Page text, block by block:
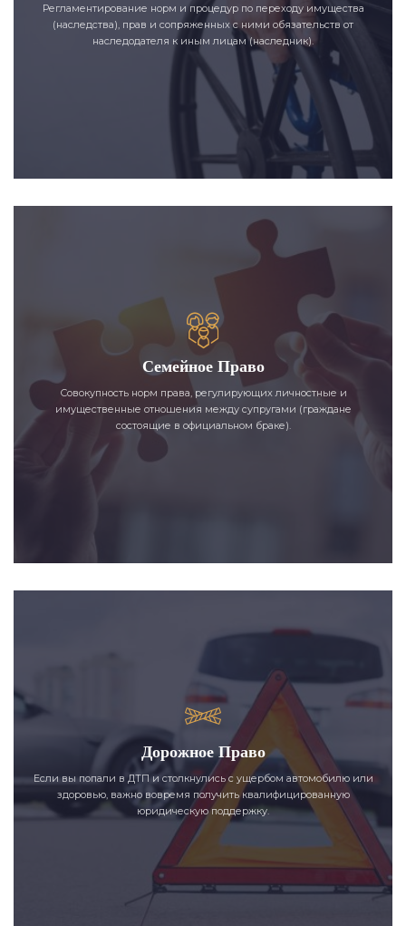
Регламентирование норм и процедур по переходу имущества
(наследства), прав и сопряженных с ними обязательств от
наследодателя к иным лицам (наследник).
Семейное Право
Совокупность норм права, регулирующих личностные и
имущественные отношения между супругами (граждане
состоящие в официальном браке).
Дорожное Право
Если вы попали в ДТП и столкнулись с ущербом автомобилю или
здоровью, важно вовремя получить квалифицированную
юридическую поддержку.